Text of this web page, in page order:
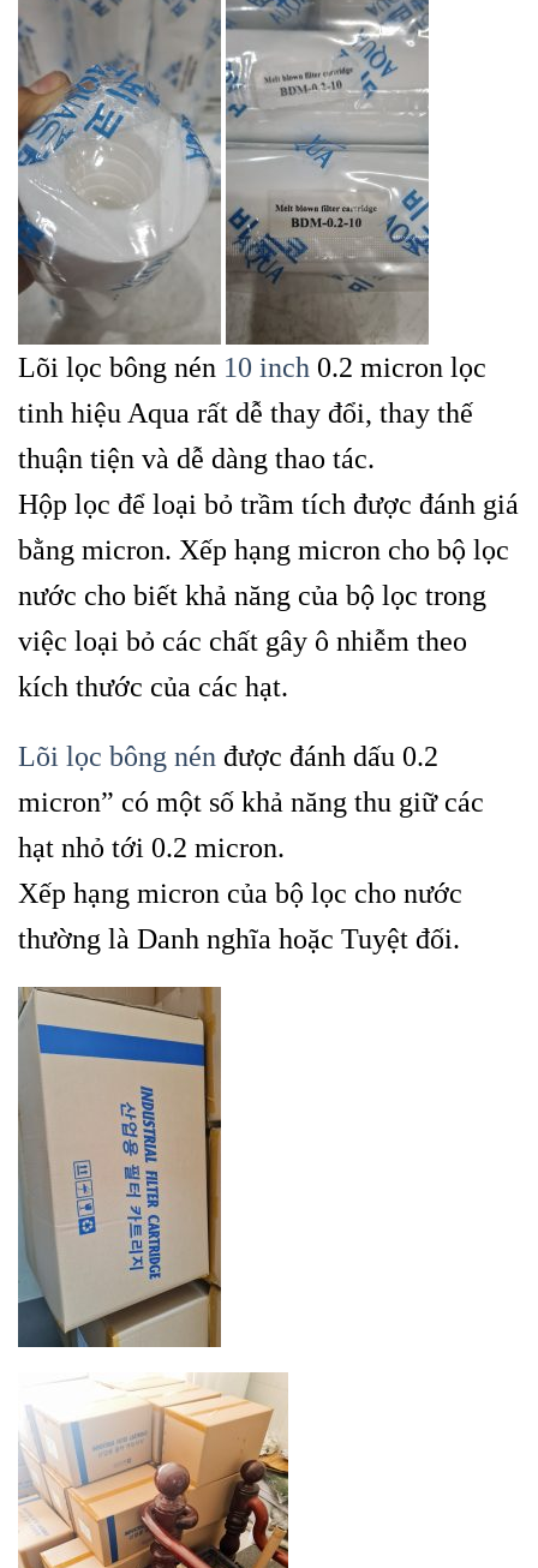
Lõi lọc bông nén 10 inch 0.2 micron lọc
tinh hiệu Aqua rất dễ thay đổi, thay thế
thuận tiện và dễ dàng thao tác.
Hộp lọc để loại bỏ trầm tích được đánh giá
bằng micron. Xếp hạng micron cho bộ lọc
nước cho biết khả năng của bộ lọc trong
việc loại bỏ các chất gây ô nhiễm theo
kích thước của các hạt.
Lõi lọc bông nén được đánh dấu 0.2
micron” có một số khả năng thu giữ các
hạt nhỏ tới 0.2 micron.
Xếp hạng micron của bộ lọc cho nước
thường là Danh nghĩa hoặc Tuyệt đối.